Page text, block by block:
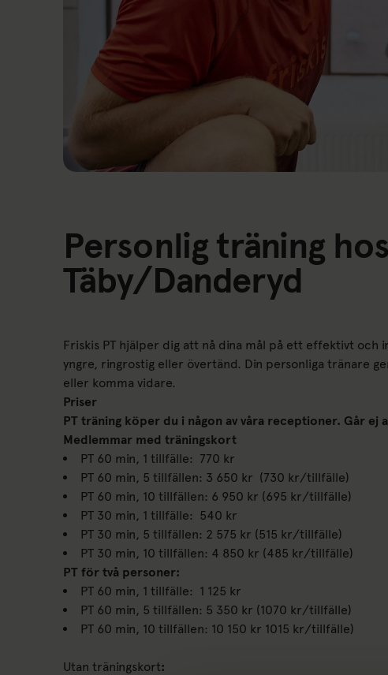
Personlig träning
Täby/Danderyd
Friskis PT hjälper dig att nå dina mål på ett effektivt och
yngre, ringrostig eller övertänd. Din personliga tränare
eller komma vidare.
Priser
PT träning köper du i någon av våra receptioner. Går ej
Medlemmar med träningskort
PT 60 min, 1 tillfälle: 770 kr
PT 60 min, 5 tillfällen: 3 650 kr (730 kr/tillfälle)
PT 60 min, 10 tillfällen: 6 950 kr (695 kr/tillfälle)
PT 30 min, 1 tillfälle: 540 kr
PT 30 min, 5 tillfällen: 2 575 kr (515 kr/tillfälle)
PT 30 min, 10 tillfällen: 4 850 kr (485 kr/tillfälle)
PT för två personer:
PT 60 min, 1 tillfälle: 1 125 kr
PT 60 min, 5 tillfällen: 5 350 kr (1070 kr/tillfälle)
PT 60 min, 10 tillfällen: 10 150 kr 1015 kr/tillfälle)
Utan träningskort: